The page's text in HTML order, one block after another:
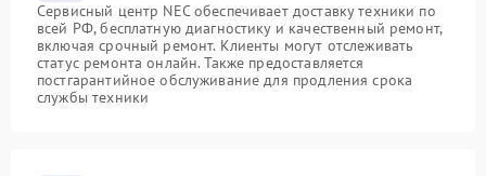
Сервисный центр NEC обеспечивает доставку техники по
всей РФ, бесплатную диагностику и качественный ремонт,
включая срочный ремонт. Клиенты могут отслеживать
статус ремонта онлайн. Также предоставляется
постгарантийное обслуживание для продления срока
службы техники